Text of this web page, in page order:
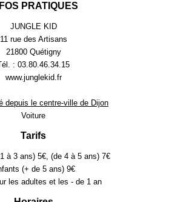
PRATIQUES
JUNGLE KID
11 rue des Artisans
21800 Quétigny
: 03.80.46.34.15
www.junglekid.fr
depuis le centre-ville de Dijon
Voiture
Tarifs
à 3 ans) 5€, (de 4 à 5 ans) 7€
(+ de 5 ans) 9€
les adultes et les - de 1 an